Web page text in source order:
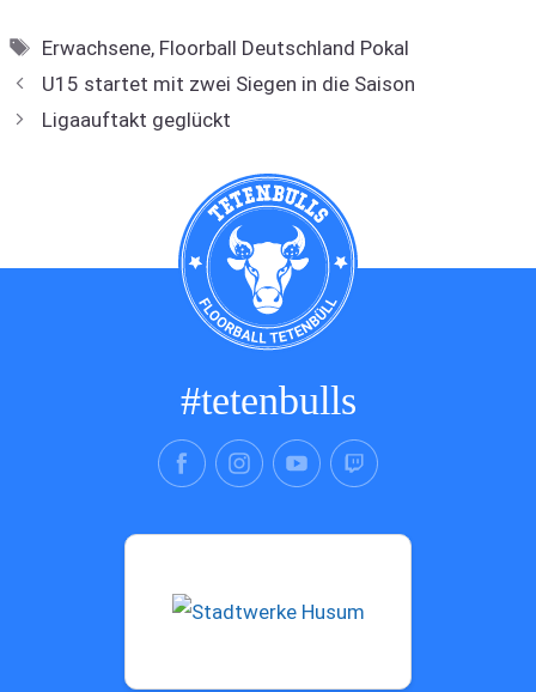
Schlagwörter
Erwachsene, Floorball Deutschland Pokal
U15 startet mit zwei Siegen in die Saison
Ligaauftakt geglückt
#tetenbulls